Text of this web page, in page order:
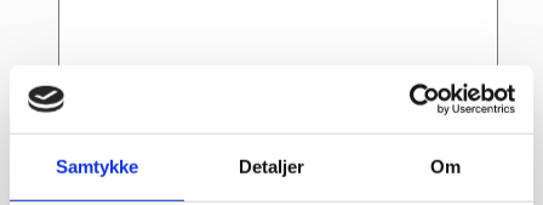
Samtykke Detaljer Om